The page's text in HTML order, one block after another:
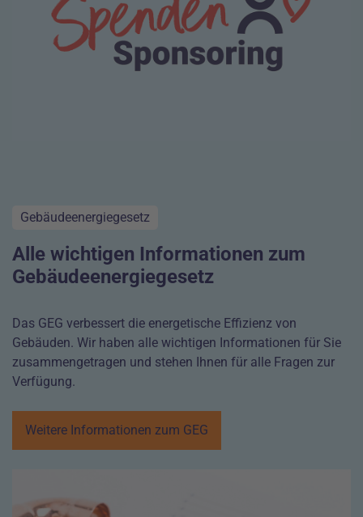
Gebäudeenergiegesetz
Alle wichtigen Informationen zum
Gebäudeenergiegesetz
Das GEG verbessert die energetische Effizienz von
Gebäuden. Wir haben alle wichtigen Informationen für Sie
zusammengetragen und stehen Ihnen für alle Fragen zur
Verfügung.
Weitere Informationen zum GEG